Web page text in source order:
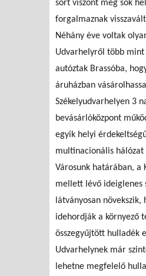
sört viszont még sok
forgalmaznak
Néhány éve voltak
Udvarhelyről több
autóztak Brassóba,
áruházban
Székelyudvarhelyen 3
bevásárlóközpont
egyik helyi
multinacionális hálózat
Városunk határában, a
mellett lévő ideiglenes
látványosan növekszik,
idehordják a környező
összegyűjtött hulladék
Udvarhelynek már
lehetne megfelelő